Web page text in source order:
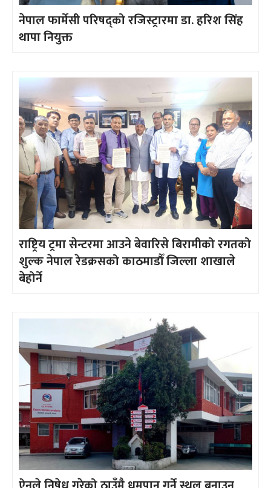
नेपाल फार्मेसी परिषद्को रजिस्ट्रारमा डा. हरिश सिंह
थापा नियुक्त
राष्ट्रिय ट्रमा सेन्टरमा आउने बेवारिसे बिरामीको रगतको
शुल्क नेपाल रेडक्रसको काठमाडौँ जिल्ला शाखाले
बेहोर्ने